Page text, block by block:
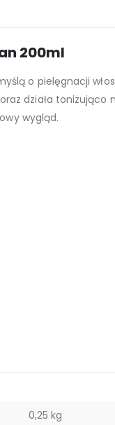
200ml
o pielęgnacji
działa
wygląd.
0,25 kg